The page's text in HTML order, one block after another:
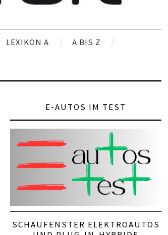
LEXIKON A A BIS Z
E-AUTOS IM TEST
SCHAUFENSTER ELEKTROAUTOS